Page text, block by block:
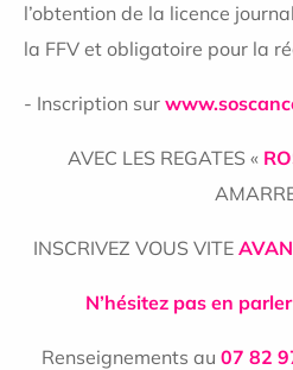
l’obtention de la licence
la FFV et obligatoire pour la
- Inscription sur
AVEC LES REGATES «
INSCRIVEZ VOUS VITE
N’hésitez pas en
Renseignements au 07 82